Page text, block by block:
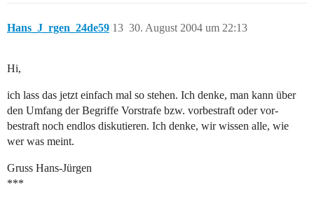
Hans_J_rgen_24de59 30. August 2004 um 22:13
13
Hi,
ich lass das jetzt einfach mal so stehen. Ich denke, man kann über
den Umfang der Begriffe Vorstrafe bzw. vorbestraft oder vor-
bestraft noch endlos diskutieren. Ich denke, wir wissen alle, wie
wer was meint.
Gruss Hans-Jürgen
***